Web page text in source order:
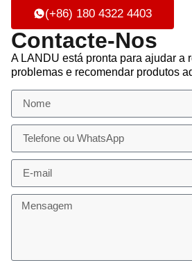
(+86) 180 4322 4403
Contacte-Nos
A LANDU está pronta para ajudar a
problemas e recomendar produtos